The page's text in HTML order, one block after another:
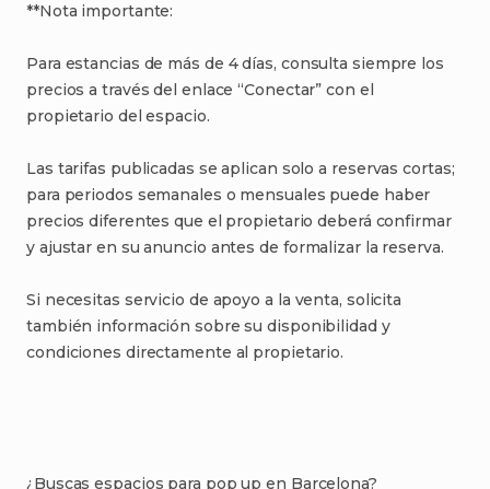
**Nota importante:
Para estancias de más de 4 días​,​ consulta siempre los
precios a través del enlace “Conectar” con el
propietario del espacio.
Las tarifas publicadas se aplican solo a reservas cortas;
para periodos semanales o mensuales puede haber
precios diferentes que el propietario deberá confirmar
y ajustar en su anuncio antes de formalizar la reserva.
Si necesitas servicio de apoyo a la venta​,​ solicita
también información sobre su disponibilidad y
condiciones directamente al propietario.
¿Buscas espacios para pop up en Barcelona?